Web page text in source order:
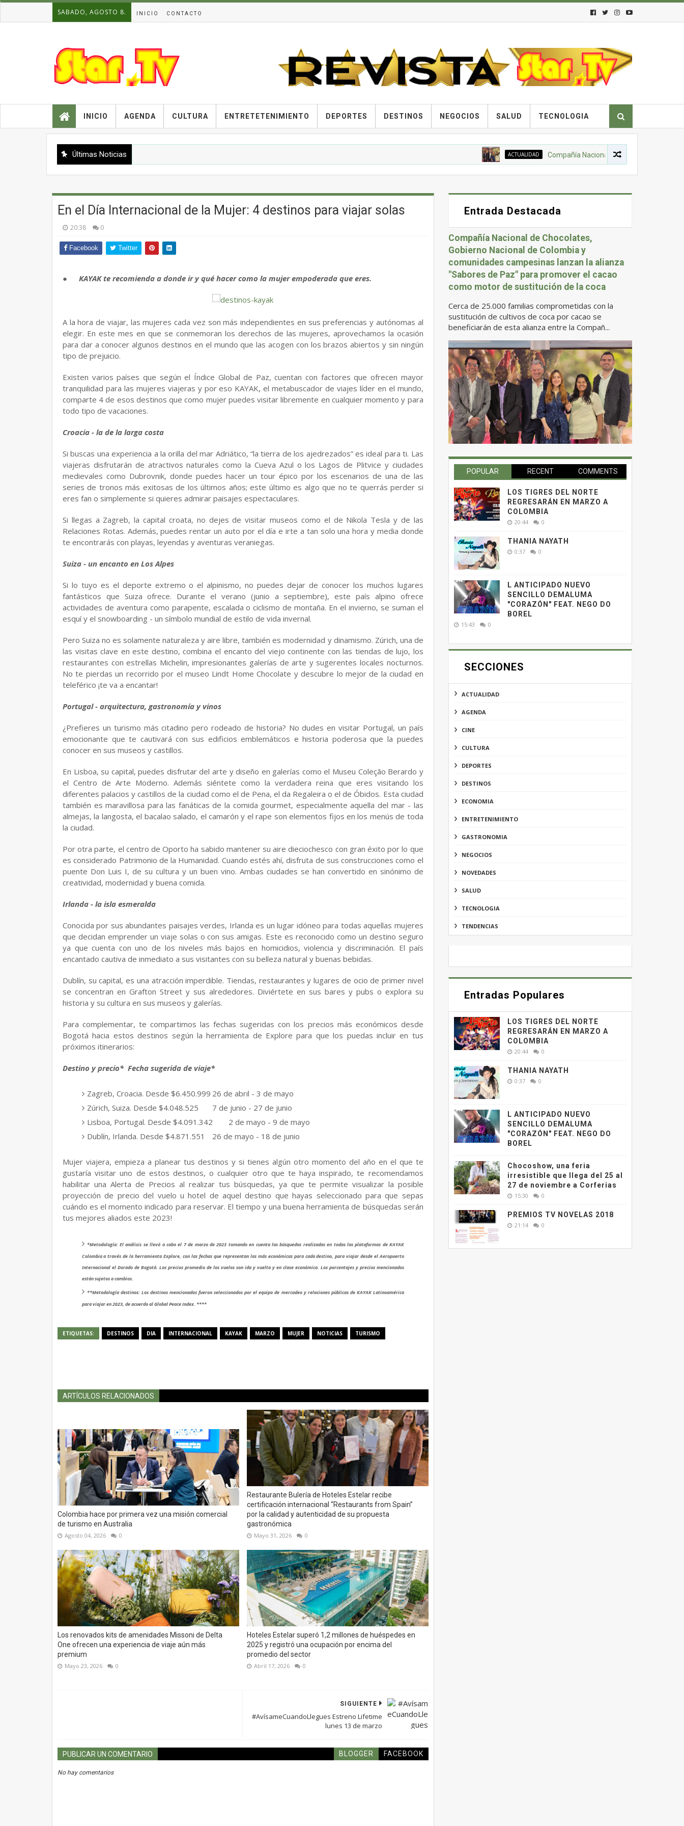
SABADO, AGOSTO 8. INICIO CONTACTO
INICIO AGENDA CULTURA ENTRETETENIMIENTO DEPORTES DESTINOS NEGOCIOS SALUD TECNOLOGIA
Últimas Noticias ACTUALIDAD Compañía Nacional de Chocolates, Gobierno
En el Día Internacional de la Mujer: 4 destinos para viajar solas
20:38 0
Facebook Twitter
● KAYAK te recomienda a donde ir y qué hacer como la mujer empoderada que eres.
A la hora de viajar, las mujeres cada vez son más independientes en sus preferencias y autónomas al
elegir. En este mes en que se conmemoran los derechos de las mujeres, aprovechamos la ocasión
para dar a conocer algunos destinos en el mundo que las acogen con los brazos abiertos y sin ningún
tipo de prejuicio.
Existen varios países que según el Índice Global de Paz, cuentan con factores que ofrecen mayor
tranquilidad para las mujeres viajeras y por eso KAYAK, el metabuscador de viajes líder en el mundo,
comparte 4 de esos destinos que como mujer puedes visitar libremente en cualquier momento y para
todo tipo de vacaciones.
Croacia - la de la larga costa
Si buscas una experiencia a la orilla del mar Adriático, “la tierra de los ajedrezados” es ideal para ti. Las
viajeras disfrutarán de atractivos naturales como la Cueva Azul o los Lagos de Plitvice y ciudades
medievales como Dubrovnik, donde puedes hacer un tour épico por los escenarios de una de las
series de tronos más exitosas de los últimos años; este último es algo que no te querrás perder si
eres fan o simplemente si quieres admirar paisajes espectaculares.
Si llegas a Zagreb, la capital croata, no dejes de visitar museos como el de Nikola Tesla y de las
Relaciones Rotas. Además, puedes rentar un auto por el día e irte a tan solo una hora y media donde
te encontrarás con playas, leyendas y aventuras veraniegas.
Suiza - un encanto en Los Alpes
Si lo tuyo es el deporte extremo o el alpinismo, no puedes dejar de conocer los muchos lugares
fantásticos que Suiza ofrece. Durante el verano (junio a septiembre), este país alpino ofrece
actividades de aventura como parapente, escalada o ciclismo de montaña. En el invierno, se suman el
esquí y el snowboarding - un símbolo mundial de estilo de vida invernal.
Pero Suiza no es solamente naturaleza y aire libre, también es modernidad y dinamismo. Zúrich, una de
las visitas clave en este destino, combina el encanto del viejo continente con las tiendas de lujo, los
restaurantes con estrellas Michelin, impresionantes galerías de arte y sugerentes locales nocturnos.
No te pierdas un recorrido por el museo Lindt Home Chocolate y descubre lo mejor de la ciudad en
teleférico ¡te va a encantar!
Portugal - arquitectura, gastronomía y vinos
¿Prefieres un turismo más citadino pero rodeado de historia? No dudes en visitar Portugal, un país
emocionante que te cautivará con sus edificios emblemáticos e historia poderosa que la puedes
conocer en sus museos y castillos.
En Lisboa, su capital, puedes disfrutar del arte y diseño en galerías como el Museu Coleção Berardo y
el Centro de Arte Moderno. Además siéntete como la verdadera reina que eres visitando los
diferentes palacios y castillos de la ciudad como el de Pena, el da Regaleira o el de Óbidos. Esta ciudad
también es maravillosa para las fanáticas de la comida gourmet, especialmente aquella del mar - las
almejas, la langosta, el bacalao salado, el camarón y el rape son elementos fijos en los menús de toda
la ciudad.
Por otra parte, el centro de Oporto ha sabido mantener su aire dieciochesco con gran éxito por lo que
es considerado Patrimonio de la Humanidad. Cuando estés ahí, disfruta de sus construcciones como el
puente Don Luis I, de su cultura y un buen vino. Ambas ciudades se han convertido en sinónimo de
creatividad, modernidad y buena comida.
Irlanda - la isla esmeralda
Conocida por sus abundantes paisajes verdes, Irlanda es un lugar idóneo para todas aquellas mujeres
que decidan emprender un viaje solas o con sus amigas. Este es reconocido como un destino seguro
ya que cuenta con uno de los niveles más bajos en homicidios, violencia y discriminación. El país
encantado cautiva de inmediato a sus visitantes con su belleza natural y buenas bebidas.
Dublín, su capital, es una atracción imperdible. Tiendas, restaurantes y lugares de ocio de primer nivel
se concentran en Grafton Street y sus alrededores. Diviértete en sus bares y pubs o explora su
historia y su cultura en sus museos y galerías.
Para complementar, te compartimos las fechas sugeridas con los precios más económicos desde
Bogotá hacia estos destinos según la herramienta de Explore para que los puedas incluir en tus
próximos itinerarios:
Destino y precio* Fecha sugerida de viaje*
Zagreb, Croacia. Desde $6.450.999 26 de abril - 3 de mayo
Zúrich, Suiza. Desde $4.048.525
7 de junio - 27 de junio
Lisboa, Portugal. Desde $4.091.342
2 de mayo - 9 de mayo
Dublín, Irlanda. Desde $4.871.551
26 de mayo - 18 de junio
Mujer viajera, empieza a planear tus destinos y si tienes algún otro momento del año en el que te
gustaría visitar uno de estos destinos, o cualquier otro que te haya inspirado, te recomendamos
habilitar una Alerta de Precios al realizar tus búsquedas, ya que te permite visualizar la posible
proyección de precio del vuelo u hotel de aquel destino que hayas seleccionado para que sepas
cuándo es el momento indicado para reservar. El tiempo y una buena herramienta de búsquedas serán
tus mejores aliados este 2023!
*Metodología: El análisis se llevó a cabo el 7 de marzo de 2023 tomando en cuenta las búsquedas realizadas en todas las plataformas de KAYAK
Colombia a través de la herramienta Explore, con las fechas que representan las más económicas para cada destino, para viajar desde el Aeropuerto
Internacional el Dorado de Bogotá. Los precios promedio de los vuelos son ida y vuelta y en clase económica. Los porcentajes y precios mencionados
están sujetos a cambios.
**Metodología destinos: Los destinos mencionados fueron seleccionados por el equipo de mercadeo y relaciones públicas de KAYAK Latinoamérica
para viajar en 2023, de acuerdo al Global Peace Index. ****
ETIQUETAS: DESTINOS DIA INTERNACIONAL KAYAK MARZO MUJER NOTICIAS TURISMO
ARTÍCULOS RELACIONADOS
Colombia hace por primera vez una misión comercial
de turismo en Australia
Agosto 04, 2026 0
Restaurante Bulería de Hoteles Estelar recibe
certificación internacional “Restaurants from Spain”
por la calidad y autenticidad de su propuesta
gastronómica
Mayo 31, 2026 0
Los renovados kits de amenidades Missoni de Delta
One ofrecen una experiencia de viaje aún más
premium
Mayo 23, 2026 0
Hoteles Estelar superó 1,2 millones de huéspedes en
2025 y registró una ocupación por encima del
promedio del sector
Abril 17, 2026 0
SIGUIENTE
#AvísameCuandoLlegues Estreno Lifetime
lunes 13 de marzo
PUBLICAR UN COMENTARIO BLOGGER FACEBOOK
No hay comentarios
Entrada Destacada
Compañía Nacional de Chocolates,
Gobierno Nacional de Colombia y
comunidades campesinas lanzan la alianza
"Sabores de Paz" para promover el cacao
como motor de sustitución de la coca
Cerca de 25.000 familias comprometidas con la
sustitución de cultivos de coca por cacao se
beneficiarán de esta alianza entre la Compañ...
POPULAR RECENT COMMENTS
LOS TIGRES DEL NORTE
REGRESARÁN EN MARZO A
COLOMBIA
20:44 0
THANIA NAYATH
0:37 0
L ANTICIPADO NUEVO
SENCILLO DEMALUMA
"CORAZÓN" FEAT. NEGO DO
BOREL
15:43 0
SECCIONES
ACTUALIDAD
AGENDA
CINE
CULTURA
DEPORTES
DESTINOS
ECONOMIA
ENTRETENIMIENTO
GASTRONOMIA
NEGOCIOS
NOVEDADES
SALUD
TECNOLOGIA
TENDENCIAS
Entradas Populares
LOS TIGRES DEL NORTE
REGRESARÁN EN MARZO A
COLOMBIA
20:44 0
THANIA NAYATH
0:37 0
L ANTICIPADO NUEVO
SENCILLO DEMALUMA
"CORAZÓN" FEAT. NEGO DO
BOREL
Chocoshow, una feria
irresistible que llega del 25 al
27 de noviembre a Corferias
15:30 0
PREMIOS TV NOVELAS 2018
21:14 0